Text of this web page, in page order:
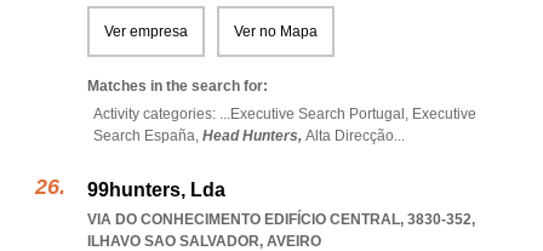
Ver empresa Ver no Mapa
Matches in the search for:
Activity categories: ...Executive Search Portugal, Executive
Search España, Head Hunters, Alta Direcção...
99hunters, Lda
VIA DO CONHECIMENTO EDIFÍCIO CENTRAL, 3830-352,
ILHAVO SAO SALVADOR, AVEIRO